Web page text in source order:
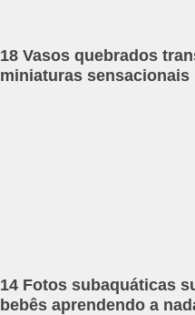
18 Vasos quebrados
miniaturas sensacionais
14 Fotos subaquáticas
bebês aprendendo a